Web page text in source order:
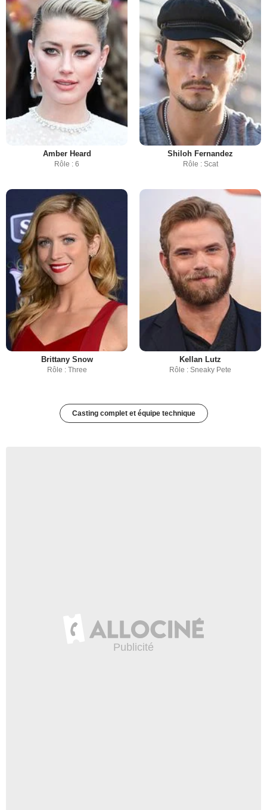
Amber Heard
Rôle : 6
Shiloh Fernandez
Rôle : Scat
Brittany Snow
Rôle : Three
Kellan Lutz
Rôle : Sneaky Pete
Casting complet et équipe technique